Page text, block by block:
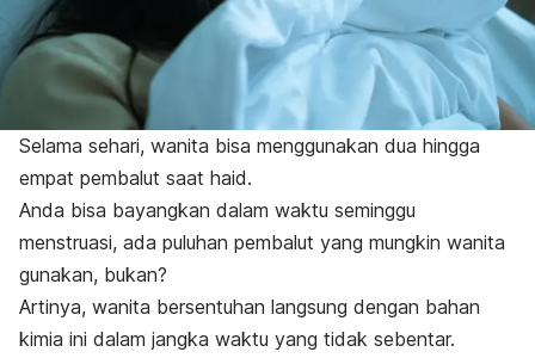
Selama sehari, wanita bisa menggunakan dua hingga
empat pembalut saat haid.
Anda bisa bayangkan dalam waktu seminggu
menstruasi, ada puluhan pembalut yang mungkin wanita
gunakan, bukan?
Artinya, wanita bersentuhan langsung dengan bahan
kimia ini dalam jangka waktu yang tidak sebentar.